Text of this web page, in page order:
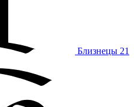
Близнецы 21